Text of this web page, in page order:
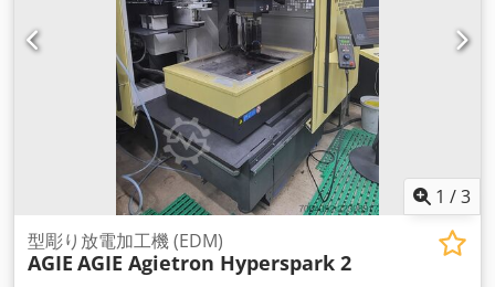
1 /3
型彫り放電加工機 (EDM)
AGIE AGIE Agietron Hyperspark 2